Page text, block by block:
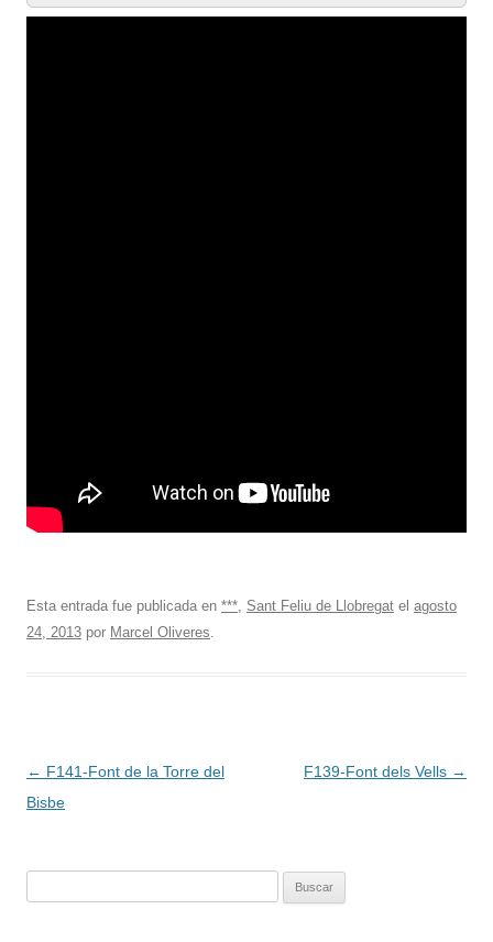
Esta entrada fue publicada en ***, Sant Feliu de Llobregat el agosto
24, 2013 por Marcel Oliveres.
Navegación
de
← F141-Font de la Torre del
Bisbe
F139-Font dels Vells →